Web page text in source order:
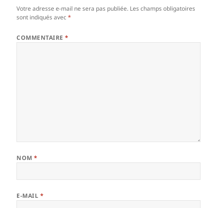
Votre adresse e-mail ne sera pas publiée. Les champs obligatoires
sont indiqués avec*
COMMENTAIRE*
NOM*
E-MAIL *